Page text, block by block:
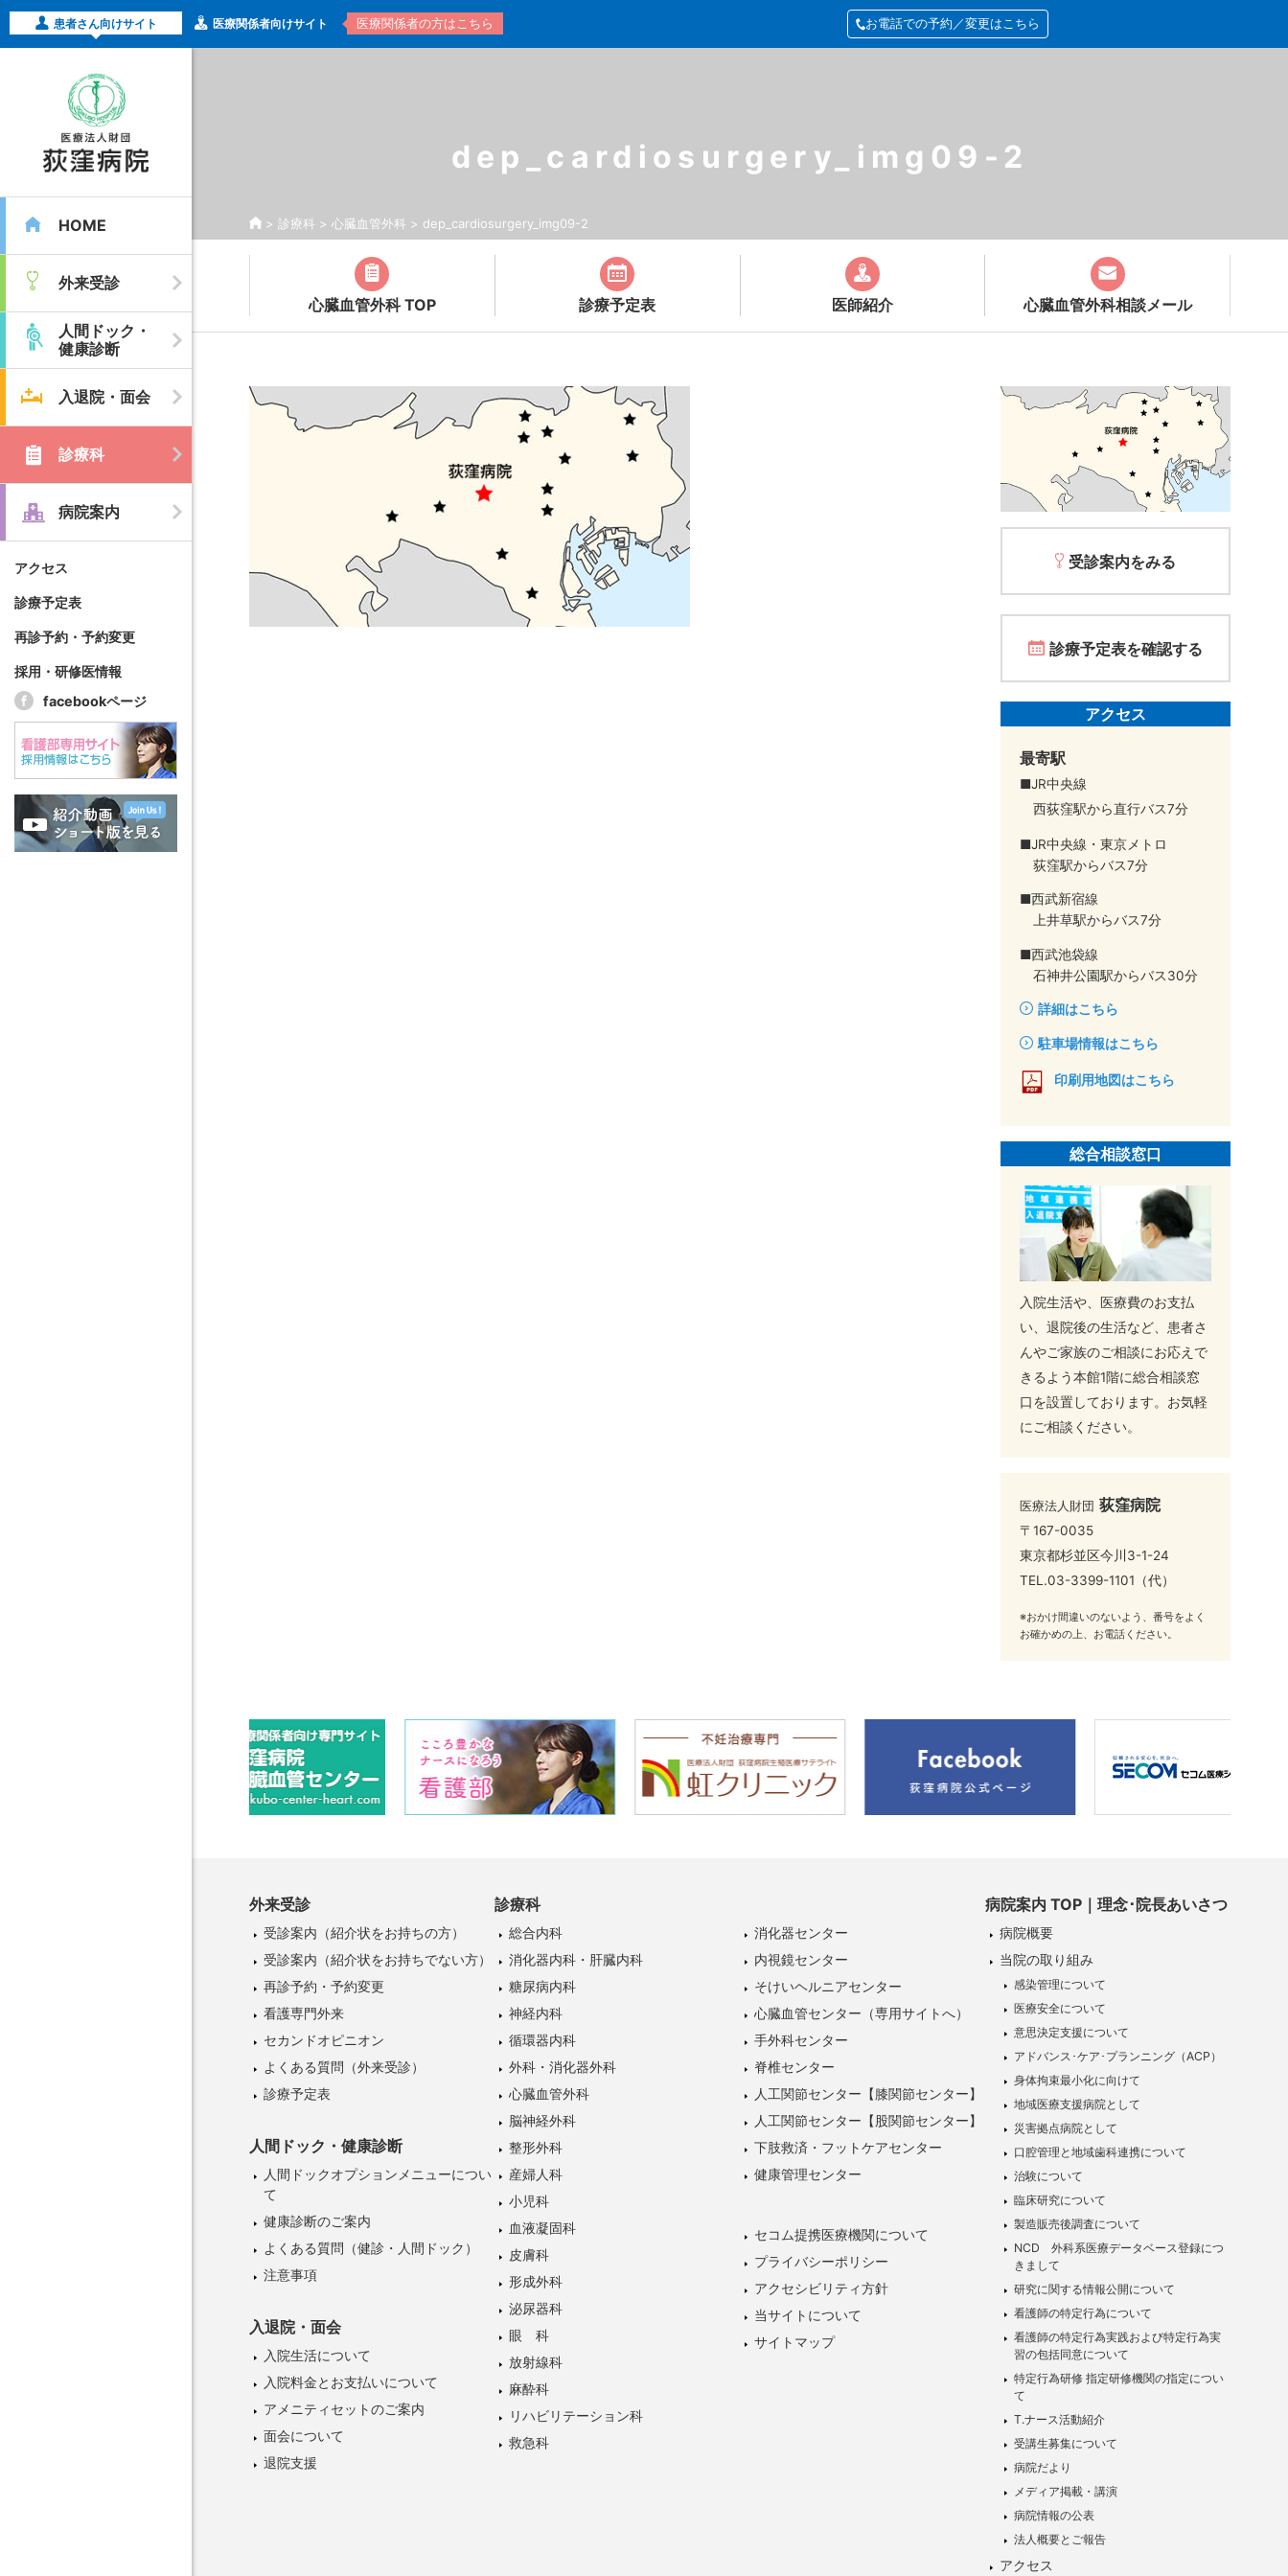
患者さん向けサイト 医療関係者向けサイト 医療関係者の方はこちら お電話での予約／変更はこちら
HOME
外来受診
人間ドック・
健康診断
入退院・面会
診療科
病院案内
アクセス
診療予定表
再診予約・予約変更
採用・研修医情報
facebookページ
dep_cardiosurgery_img09-2
> 診療科 > 心臓血管外科 > dep_cardiosurgery_img09-2
心臓血管外科 TOP 診療予定表 医師紹介 心臓血管外科相談メール
受診案内をみる
診療予定表を確認する
アクセス
最寄駅
■JR中央線
西荻窪駅から直行バス7分
■JR中央線・東京メトロ
荻窪駅からバス7分
■西武新宿線
上井草駅からバス7分
■西武池袋線
石神井公園駅からバス30分
詳細はこちら
駐車場情報はこちら
印刷用地図はこちら
総合相談窓口
入院生活や、医療費のお支払
い、退院後の生活など、患者さ
んやご家族のご相談にお応えで
きるよう本館1階に総合相談窓
口を設置しております。お気軽
にご相談ください。
医療法人財団 荻窪病院
〒167-0035
東京都杉並区今川3-1-24
TEL.03-3399-1101 （代）
※おかけ間違いのないよう、番号をよく
お確かめの上、お電話ください。
外来受診
受診案内 （紹介状をお持ちの方）
受診案内 （紹介状をお持ちでない方）
再診予約・予約変更
看護専門外来
セカンドオピニオン
よくある質問（外来受診）
診療予定表
人間ドック・健康診断
人間ドックオプションメニューについ
て
健康診断のご案内
よくある質問（健診・人間ドック）
注意事項
入退院・面会
入院生活について
入院料金とお支払いについて
アメニティセットのご案内
面会について
退院支援
診療科
総合内科
消化器内科・肝臓内科
糖尿病内科
神経内科
循環器内科
外科・消化器外科
心臓血管外科
脳神経外科
整形外科
産婦人科
小児科
血液凝固科
皮膚科
形成外科
泌尿器科
眼 科
放射線科
麻酔科
リハビリテーション科
救急科
消化器センター
内視鏡センター
そけいヘルニアセンター
心臓血管センター（専用サイトへ）
手外科センター
脊椎センター
人工関節センター【膝関節センター】
人工関節センター【股関節センター】
下肢救済・フットケアセンター
健康管理センター
セコム提携医療機関について
プライバシーポリシー
アクセシビリティ方針
当サイトについて
サイトマップ
病院案内 TOP｜理念･院長あいさつ
病院概要
当院の取り組み
感染管理について
医療安全について
意思決定支援について
アドバンス･ケア･プランニング（ACP）
身体拘束最小化に向けて
地域医療支援病院として
災害拠点病院として
口腔管理と地域歯科連携について
治験について
臨床研究について
製造販売後調査について
NCD 外科系医療データベース登録につ
きまして
研究に関する情報公開について
看護師の特定行為について
看護師の特定行為実践および特定行為実
習の包括同意について
特定行為研修 指定研修機関の指定につい
て
T.ナース活動紹介
受講生募集について
病院だより
メディア掲載・講演
病院情報の公表
法人概要とご報告
アクセス